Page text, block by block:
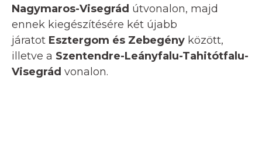
Nagymaros-Visegrád útvonalon, majd
ennek kiegészítésére két újabb
járatot Esztergom és Zebegény között,
illetve a Szentendre-Leányfalu-Tahitótfalu-
Visegrád vonalon.